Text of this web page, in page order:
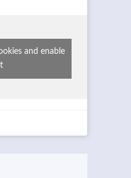
and enable